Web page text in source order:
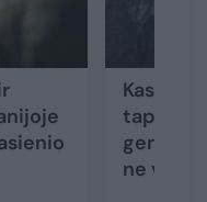
Kas yra
tapęs
ne